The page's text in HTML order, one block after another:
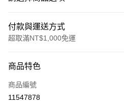
付款與運送方式
超取滿NT$1,000免運
信用卡一次付款
超商取貨付款
商品特色
商品編號
11547878